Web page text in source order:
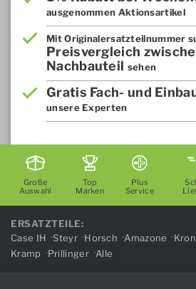
ausgenommen Aktionsartikel
Mit Originalersatzteilnummer
Preisvergleich
Nachbauteil sehen
Gratis Fach- und
unsere Experten
Große
Auswahl
Top
Marken
Plus
Service
ERSATZTEILE:
Case IH
Steyr Horsch Amazone
Kramp
Prillinger Alle